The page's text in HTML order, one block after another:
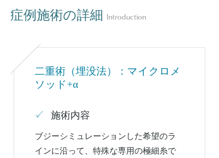
症例施術の詳細 Introduction
二重術（埋没法）：マイクロメ
ソッド+α
施術内容
ブジーシミュレーションした希望のラ
インに沿って、特殊な専用の極細糸で